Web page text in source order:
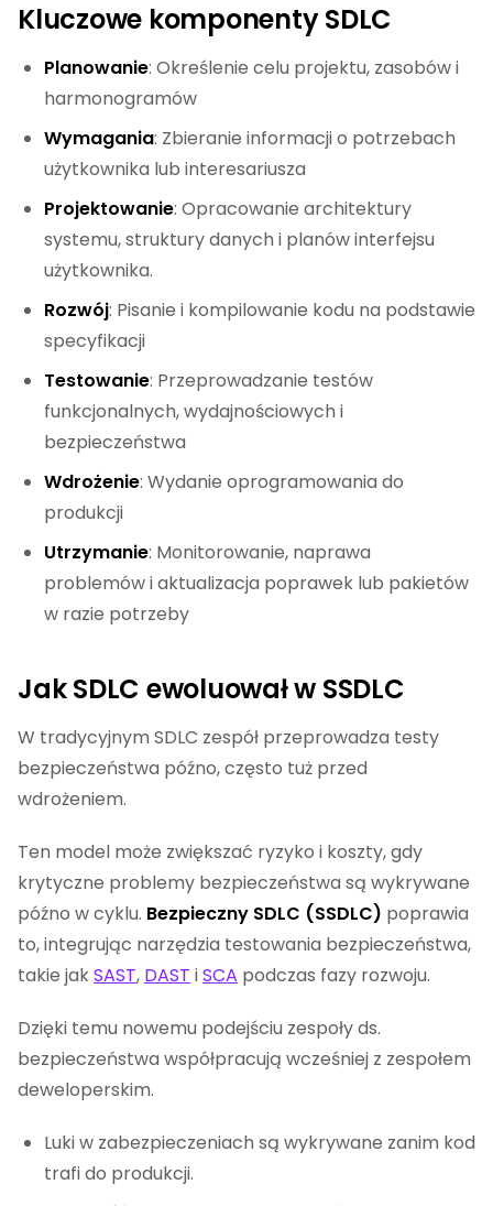
Kluczowe komponenty SDLC
Planowanie: Określenie celu projektu, zasobów i
harmonogramów
Wymagania: Zbieranie informacji o potrzebach
użytkownika lub interesariusza
Projektowanie: Opracowanie architektury
systemu, struktury danych i planów interfejsu
użytkownika.
Rozwój: Pisanie i kompilowanie kodu na podstawie
specyfikacji
Testowanie: Przeprowadzanie testów
funkcjonalnych, wydajnościowych i
bezpieczeństwa
Wdrożenie: Wydanie oprogramowania do
produkcji
Utrzymanie: Monitorowanie, naprawa
problemów i aktualizacja poprawek lub pakietów
w razie potrzeby
Jak SDLC ewoluował w SSDLC
W tradycyjnym SDLC zespół przeprowadza testy
bezpieczeństwa późno, często tuż przed
wdrożeniem.
Ten model może zwiększać ryzyko i koszty, gdy
krytyczne problemy bezpieczeństwa są wykrywane
późno w cyklu. Bezpieczny SDLC (SSDLC) poprawia
to, integrując narzędzia testowania bezpieczeństwa,
takie jakSAST, DAST iSCA podczas fazy rozwoju.
Dzięki temu nowemu podejściu zespoły ds.
bezpieczeństwa współpracują wcześniej z zespołem
deweloperskim.
Luki w zabezpieczeniach są wykrywane zanim kod
trafi do produkcji.